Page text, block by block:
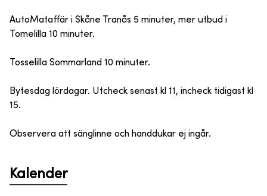
AutoMataffär i Skåne Tranås 5 minuter, mer utbud i
Tomelilla 10 minuter.
Tosselilla Sommarland 10 minuter.
Bytesdag lördagar. Utcheck senast kl 11, incheck tidigast kl
15.
Observera att sänglinne och handdukar ej ingår.
Kalender